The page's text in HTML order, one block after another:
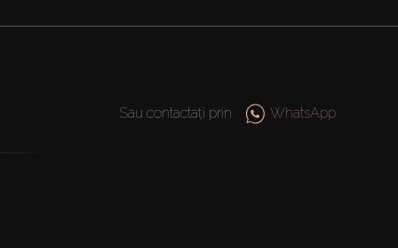
Sau contactați prin WhatsApp